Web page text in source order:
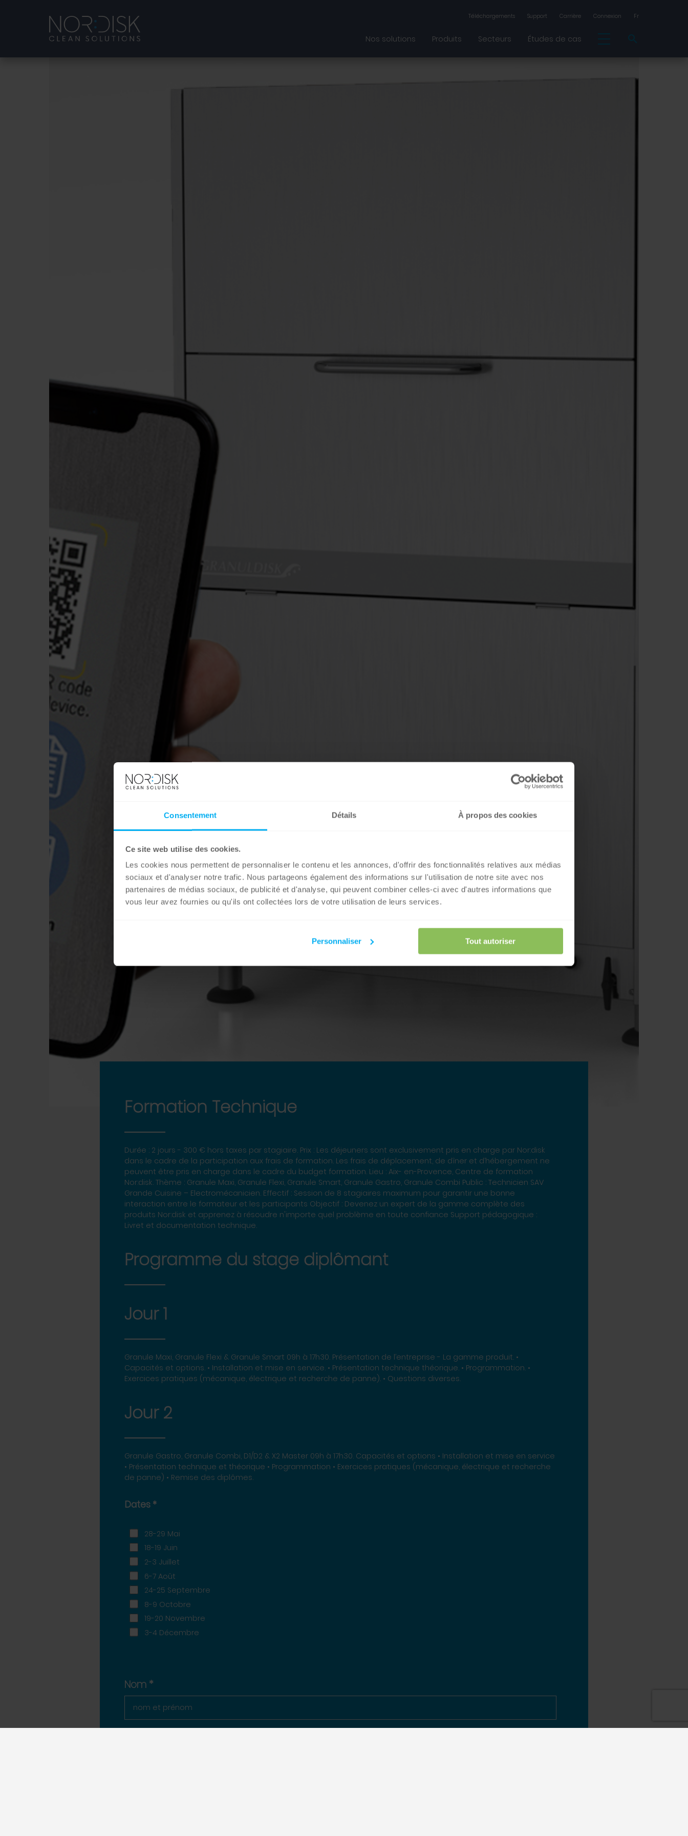
Consentement Détails À propos des cookies
Ce site web utilise des cookies.
Les cookies nous permettent de personnaliser le contenu et les annonces, d'offrir des fonctionnalités relatives aux médias
sociaux et d'analyser notre trafic. Nous partageons également des informations sur l'utilisation de notre site avec nos
partenaires de médias sociaux, de publicité et d'analyse, qui peuvent combiner celles-ci avec d'autres informations que
vous leur avez fournies ou qu'ils ont collectées lors de votre utilisation de leurs services.
Personnaliser Tout autoriser
Téléchargements Support Carrière Connexion Fr
Nos solutions Produits Secteurs Études de cas
Formation Technique
Durée : 2 jours - 300 € hors taxes par stagiaire. Prix : Les déjeuners sont exclusivement pris en charge par Nor:disk
dans le cadre de la participation aux frais de formation. Les frais de déplacement, de dîner et d’hébergement ne
peuvent être pris en charge dans le cadre du budget formation. Lieu : Aix- en-Provence, Centre de formation
Nor:disk. Thème : Granule Maxi, Granule Flexi, Granule Smart, Granule Gastro, Granule Combi Public : Technicien SAV
Grande Cuisine – Electromécanicien. Effectif : Session de 8 stagiaires maximum pour garantir une bonne
interaction entre le formateur et les participants Objectif : Devenez un expert de la gamme complète des
produits Nor:disk et apprenez à résoudre n'importe quel problème en toute confiance Support pédagogique :
Livret et documentation technique.
Programme du stage diplômant
Jour 1
Granule Maxi, Granule Flexi & Granule Smart 09h à 17h30. Présentation de l’entreprise - La gamme produit. •
Capacités et options. • Installation et mise en service. • Présentation technique théorique. • Programmation. •
Exercices pratiques (mécanique, électrique et recherche de panne). • Questions diverses.
Jour 2
Granule Gastro, Granule Combi, D1/D2 & X2 Master 09h à 17h30. Capacités et options • Installation et mise en service
• Présentation technique et théorique • Programmation • Exercices pratiques (mécanique, électrique et recherche
de panne) • Remise des diplômes.
Dates *
28-29 Mai
18-19 Juin
2-3 Juillet
6-7 Août
24-25 Septembre
8-9 Octobre
19-20 Novembre
3-4 Décembre
Nom *